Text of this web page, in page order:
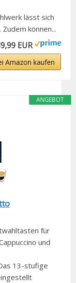
lässt sich
können...
EUR
Amazon kaufen
ANGEBOT
für
und
13-stufige